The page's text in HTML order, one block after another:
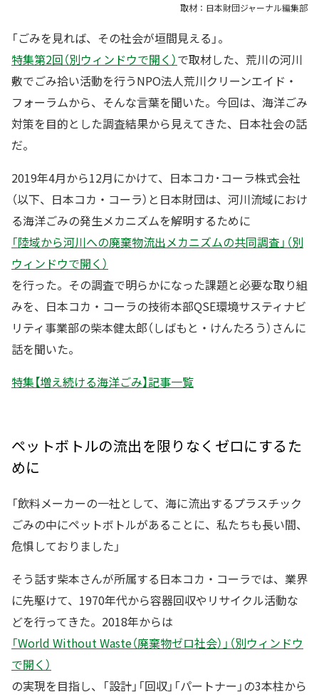
取材：日本財団ジャーナル編集部
「ごみを見れば、その社会が垣間見える」。
特集第2回（別ウィンドウで開く）で取材した、荒川の河川
敷でごみ拾い活動を行うNPO法人荒川クリーンエイド・
フォーラムから、そんな言葉を聞いた。今回は、海洋ごみ
対策を目的とした調査結果から見えてきた、日本社会の話
だ。
2019年4月から12月にかけて、日本コカ･コーラ株式会社
（以下、日本コカ・コーラ）と日本財団は、河川流域におけ
る海洋ごみの発生メカニズムを解明するために
「陸域から河川への廃棄物流出メカニズムの共同調査」（別
ウィンドウで開く）
を行った。その調査で明らかになった課題と必要な取り組
みを、日本コカ・コーラの技術本部QSE環境サスティナビ
リティ事業部の柴本健太郎（しばもと・けんたろう）さんに
話を聞いた。
特集【増え続ける海洋ごみ】記事一覧
ペットボトルの流出を限りなくゼロにするた
めに
「飲料メーカーの一社として、海に流出するプラスチック
ごみの中にペットボトルがあることに、私たちも長い間、
危惧しておりました」
そう話す柴本さんが所属する日本コカ・コーラでは、業界
に先駆けて、1970年代から容器回収やリサイクル活動な
どを行ってきた。2018年からは
「World Without Waste（廃棄物ゼロ社会）」（別ウィンドウ
で開く）
の実現を目指し、「設計」「回収」「パートナー」の3本柱から